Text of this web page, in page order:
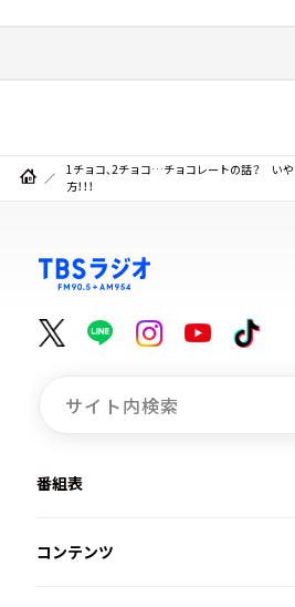
1チョコ、2チョコ…チョコレートの話？ いや
方！！！
番組表
コンテンツ